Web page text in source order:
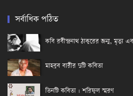
সর্বাধিক পঠিত
কবি রবীন্দ্রনাথ ঠাকুরের জন্ম, মৃত্যু
মাহবুব বারীর দুটি কবিতা
তিনটি কবিতা । শরিফুল স্মরণ